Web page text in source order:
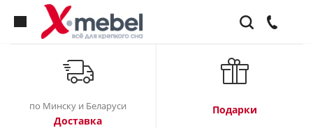
по Минску и Беларуси
Доставка
Подарки